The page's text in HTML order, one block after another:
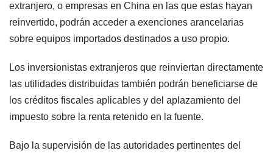
extranjero, o empresas en China en las que estas hayan
reinvertido, podrán acceder a exenciones arancelarias
sobre equipos importados destinados a uso propio.
Los inversionistas extranjeros que reinviertan directamente
las utilidades distribuidas también podrán beneficiarse de
los créditos fiscales aplicables y del aplazamiento del
impuesto sobre la renta retenido en la fuente.
Bajo la supervisión de las autoridades pertinentes del